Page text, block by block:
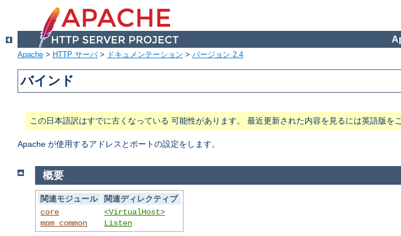
Apache > HTTP サーバ> ドキュメンテーション > バージョン 2.4
バインド
この日本語訳はすでに古くなっている 可能性があります。 最近更新された内容を見るには英語版をご
Apache が使用するアドレスとポートの設定をします。
概要
関連モジュール
関連ディレクティブ
core
mpm_common
<VirtualHost>
Listen